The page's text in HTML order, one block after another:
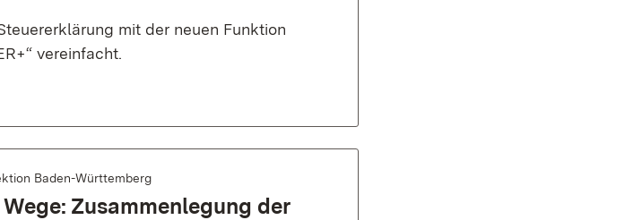
mit der neuen Funktion
vereinfacht.
Baden-Württemberg
Zusammenlegung der